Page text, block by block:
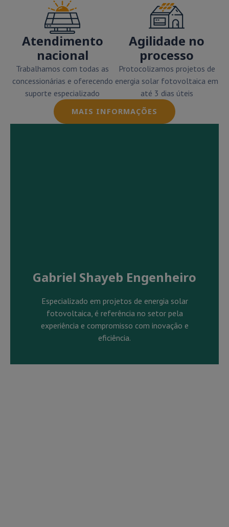
Atendimento
nacional
Trabalhamos com todas as
concessionárias e oferecendo
suporte especializado
Agilidade no
processo
Protocolizamos projetos de
energia solar fotovoltaica em
até 3 dias úteis
MAIS INFORMAÇÕES
Gabriel Shayeb Engenheiro
Especializado em projetos de energia solar
fotovoltaica, é referência no setor pela
experiência e compromisso com inovação e
eficiência.